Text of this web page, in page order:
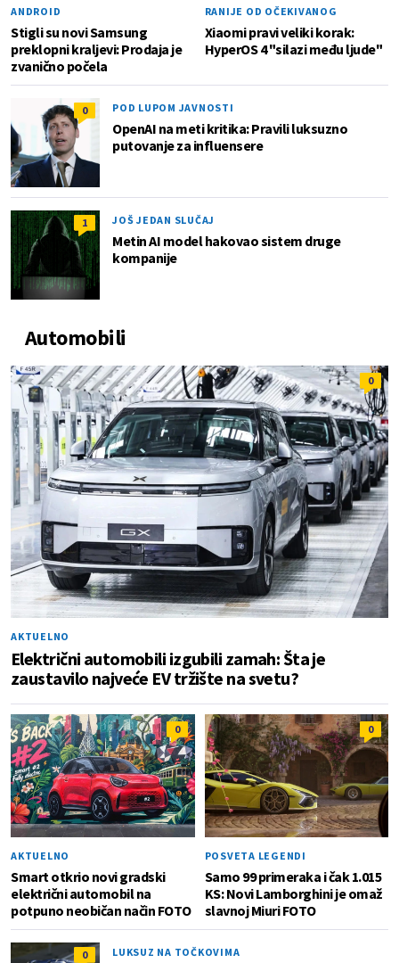
ANDROID
Stigli su novi Samsung
preklopni kraljevi: Prodaja je
zvanično počela
RANIJE OD OČEKIVANOG
Xiaomi pravi veliki korak:
HyperOS 4 "silazi među ljude"
0 POD LUPOM JAVNOSTI
OpenAI na meti kritika: Pravili luksuzno
putovanje za influensere
1 JOŠ JEDAN SLUČAJ
Metin AI model hakovao sistem druge
kompanije
Automobili
0
AKTUELNO
Električni automobili izgubili zamah: Šta je
zaustavilo najveće EV tržište na svetu?
0
AKTUELNO
Smart otkrio novi gradski
električni automobil na
potpuno neobičan način FOTO
0
POSVETA LEGENDI
Samo 99 primeraka i čak 1.015
KS: Novi Lamborghini je omaž
slavnoj Miuri FOTO
0 LUKSUZ NA TOČKOVIMA